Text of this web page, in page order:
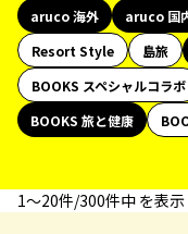
aruco 海外
aruco 国
Resort Style
島旅
BOOKS スペシャルコラボ
BOOKS 旅と健康
1〜20件/300件中 を表示